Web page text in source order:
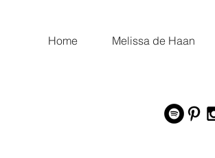
Home Melissa de Haan